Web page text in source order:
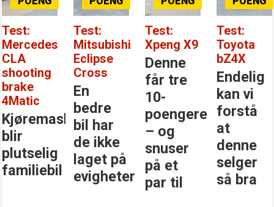
Test:
Mercedes
CLA
shooting
brake
4Matic
Kjøremaskinen
blir
plutselig
familiebil
Test:
Mitsubishi
Eclipse
Cross
En
bedre
bil har
de ikke
laget på
evigheter
Test:
Xpeng X9
Denne
får tre
10-
poengere
– og
snuser
på et
par til
Test:
Toyota
bZ4X
Endelig
kan vi
forstå
at
denne
selger
så bra